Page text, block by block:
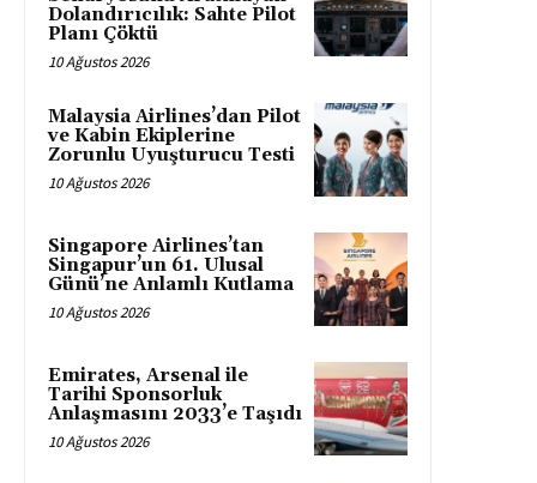
Dolandırıcılık: Sahte Pilot
Planı Çöktü
10 Ağustos 2026
Malaysia Airlines’dan Pilot
ve Kabin Ekiplerine
Zorunlu Uyuşturucu Testi
10 Ağustos 2026
Singapore Airlines’tan
Singapur’un 61. Ulusal
Günü’ne Anlamlı Kutlama
10 Ağustos 2026
Emirates, Arsenal ile
Tarihi Sponsorluk
Anlaşmasını 2033’e Taşıdı
10 Ağustos 2026